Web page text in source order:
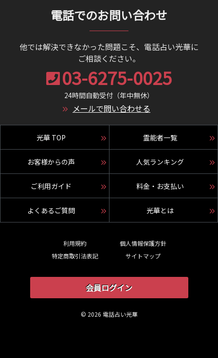
電話でのお問い合わせ
他では解決できなかった問題こそ、電話占い光華に
ご相談ください。
03-6275-0025
24時間自動受付（年中無休）
メールで問い合わせる
光華 TOP 霊能者一覧
お客様からの声 人気ランキング
ご利用ガイド 料金・お支払い
よくあるご質問 光華とは
利用規約
特定商取引法表記
個人情報保護方針
サイトマップ
会員ログイン
© 2026 電話占い光華